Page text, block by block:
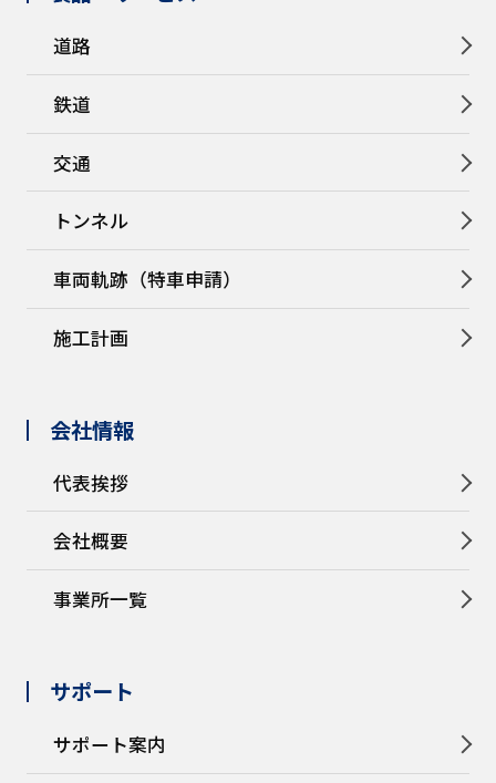
道路
鉄道
交通
トンネル
車両軌跡（特車申請）
施工計画
会社情報
代表挨拶
会社概要
事業所一覧
サポート
サポート案内